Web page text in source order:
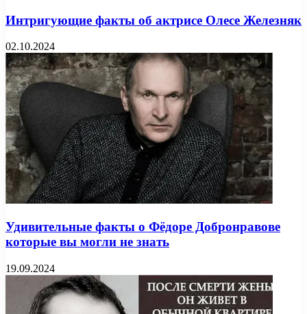
Интригующие факты об актрисе Олесе Железняк
02.10.2024
Удивительные факты о Фёдоре Добронравове
которые вы могли не знать
19.09.2024